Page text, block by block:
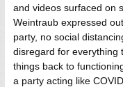
and videos surfaced on
Weintraub expressed
party, no social
disregard for everything
things back to
a party acting like